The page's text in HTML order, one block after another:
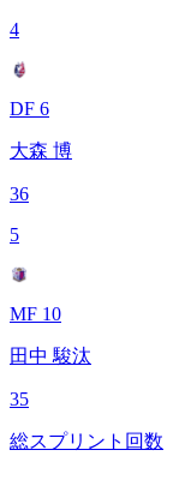
4
DF 6
大森 博
36
5
MF 10
田中 駿汰
35
総スプリント回数